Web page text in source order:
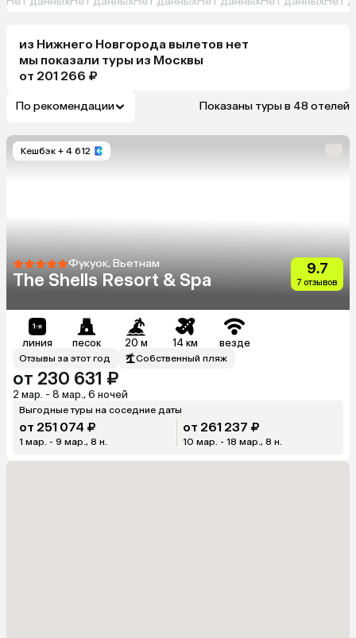
из Нижнего Новгорода вылетов нет
мы показали туры из Москвы
от 201 266 ₽
По рекомендации Показаны туры в 48 отелей
Кешбэк + 4 612
Фукуок, Вьетнам
The Shells Resort & Spa
9.7
7 отзывов
линия песок 20 м 14 км везде
Отзывы за этот год Собственный пляж
от 230 631 ₽
2 мар. - 8 мар., 6 ночей
Выгодные туры на соседние даты
от 251 074 ₽
1 мар. - 9 мар., 8 н.
от 261 237 ₽
10 мар. - 18 мар., 8 н.